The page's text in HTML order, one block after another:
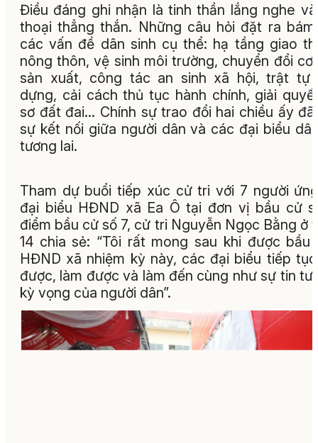
Điều đáng ghi nhận là tinh thần lắng nghe
thoại thẳng thắn. Những câu hỏi đặt ra
các vấn đề dân sinh cụ thể: hạ tầng giao
nông thôn, vệ sinh môi trường, chuyển đổi cơ
sản xuất, công tác an sinh xã hội, trật tự
dựng, cải cách thủ tục hành chính, giải
sơ đất đai… Chính sự trao đổi hai chiều ấy
sự kết nối giữa người dân và các đại biểu
tương lai.
Tham dự buổi tiếp xúc cử tri với 7 người
đại biểu HĐND xã Ea Ô tại đơn vị bầu cử
điểm bầu cử số 7, cử tri Nguyễn Ngọc Bằng ở
14 chia sẻ: “Tôi rất mong sau khi được bầu
HĐND xã nhiệm kỳ này, các đại biểu tiếp
được, làm được và làm đến cùng như sự tin
kỳ vọng của người dân”.